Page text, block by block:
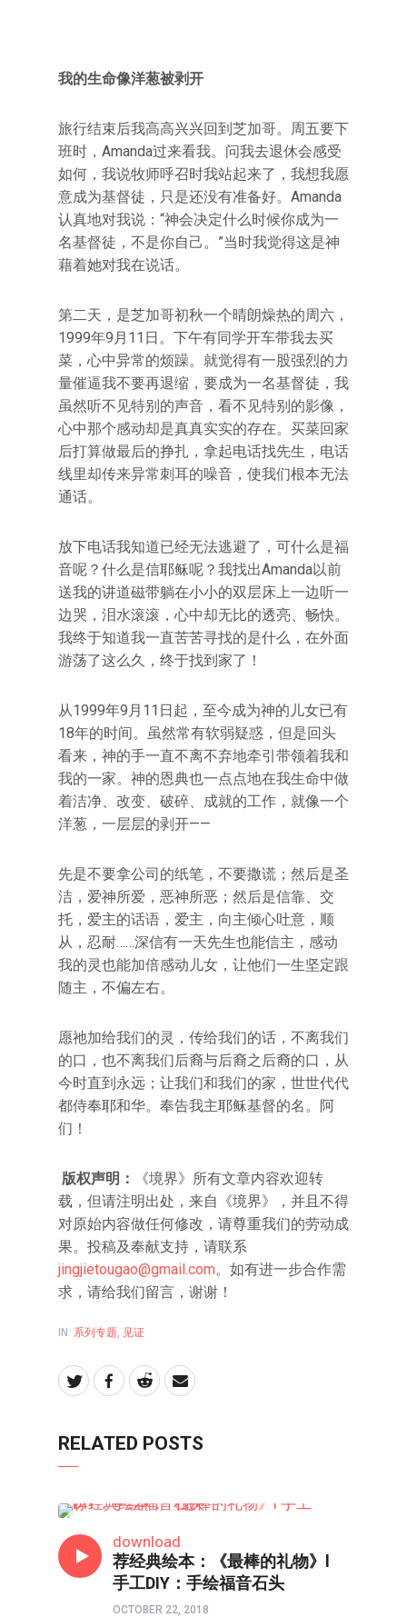
我的生命像洋葱被剥开
旅行结束后我高高兴兴回到芝加哥。周五要下
班时，Amanda过来看我。问我去退休会感受
如何，我说牧师呼召时我站起来了，我想我愿
意成为基督徒，只是还没有准备好。Amanda
认真地对我说：“神会决定什么时候你成为一
名基督徒，不是你自己。”当时我觉得这是神
藉着她对我在说话。
第二天，是芝加哥初秋一个晴朗燥热的周六，
1999年9月11日。下午有同学开车带我去买
菜，心中异常的烦躁。就觉得有一股强烈的力
量催逼我不要再退缩，要成为一名基督徒，我
虽然听不见特别的声音，看不见特别的影像，
心中那个感动却是真真实实的存在。买菜回家
后打算做最后的挣扎，拿起电话找先生，电话
线里却传来异常刺耳的噪音，使我们根本无法
通话。
放下电话我知道已经无法逃避了，可什么是福
音呢？什么是信耶稣呢？我找出Amanda以前
送我的讲道磁带躺在小小的双层床上一边听一
边哭，泪水滚滚，心中却无比的透亮、畅快。
我终于知道我一直苦苦寻找的是什么，在外面
游荡了这么久，终于找到家了！
从1999年9月11日起，至今成为神的儿女已有
18年的时间。虽然常有软弱疑惑，但是回头
看来，神的手一直不离不弃地牵引带领着我和
我的一家。神的恩典也一点点地在我生命中做
着洁净、改变、破碎、成就的工作，就像一个
洋葱，一层层的剥开——
先是不要拿公司的纸笔，不要撒谎；然后是圣
洁，爱神所爱，恶神所恶；然后是信靠、交
托，爱主的话语，爱主，向主倾心吐意，顺
从，忍耐……深信有一天先生也能信主，感动
我的灵也能加倍感动儿女，让他们一生坚定跟
随主，不偏左右。
愿祂加给我们的灵，传给我们的话，不离我们
的口，也不离我们后裔与后裔之后裔的口，从
今时直到永远；让我们和我们的家，世世代代
都侍奉耶和华。奉告我主耶稣基督的名。阿
们！
版权声明：
《境界》所有文章内容欢迎转
载，但请注明出处，来自《境界》，并且不得
对原始内容做任何修改，请尊重我们的劳动成
果。投稿及奉献支持，请联系
jingjietougao@gmail.com。如有进一步合作需
求，请给我们留言，谢谢！
IN: 系列专题, 见证
RELATED POSTS
download
荐经典绘本：《最棒的礼物》l
手工DIY：手绘福音石头
OCTOBER 22, 2018